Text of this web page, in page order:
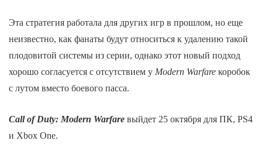
Эта стратегия работала для других игр в прошлом, но еще
неизвестно, как фанаты будут относиться к удалению такой
плодовитой системы из серии, однако этот новый подход
хорошо согласуется с отсутствием у Modern Warfare коробок
с лутом вместо боевого пасса.
Call of Duty: Modern Warfare выйдет 25 октября для ПК, PS4
и Xbox One.